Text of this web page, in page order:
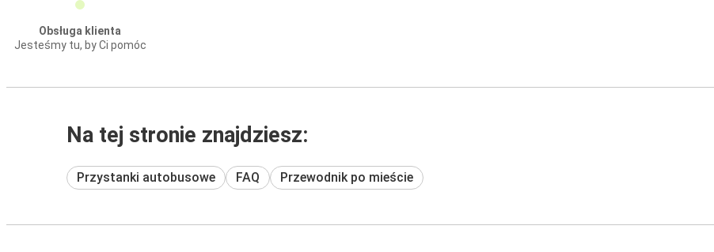
Obsługa klienta
Jesteśmy tu, by Ci pomóc
Na tej stronie znajdziesz:
Przystanki autobusowe FAQ Przewodnik po mieście